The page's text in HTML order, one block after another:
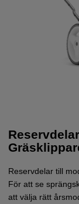
Reservdelar till
För att se
att välja rätt